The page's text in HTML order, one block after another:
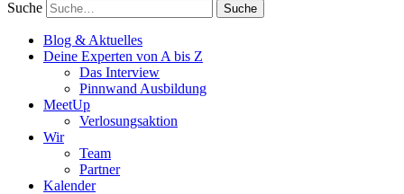
Suche
Blog & Aktuelles
Deine Experten von A bis Z
Das Interview
Pinnwand Ausbildung
MeetUp
Verlosungsaktion
Wir
Team
Partner
Kalender